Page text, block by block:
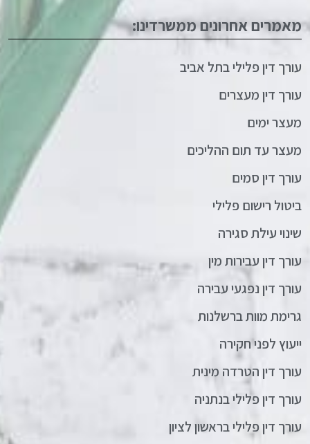
מאמרים אחרונים ממשרדינו:
עורך דין פלילי בתל אביב
עורך דין מעצרים
מעצר ימים
מעצר עד תום ההליכים
עורך דין סמים
ביטול רישום פלילי
שינוי עילת סגירה
עורך דין עבירות מין
עורך דין נפגעי עבירה
גרימת מוות ברשלנות
ייעוץ לפני חקירה
עורך דין הטרדה מינית
עורך דין פלילי בנתניה
עורך דין פלילי בראשון לציון